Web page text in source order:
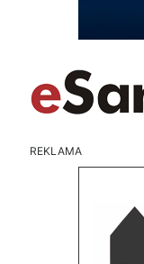
REKLAMA